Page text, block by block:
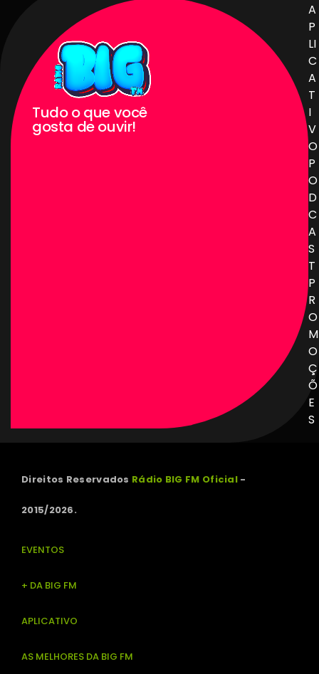
Tudo o que você
gosta de ouvir!
A
P
LI
C
A
T
I
V
O
P
O
D
C
A
S
T
P
R
O
M
O
Ç
Õ
E
S
Direitos Reservados Rádio BIG FM Oficial -
2015/2026.
EVENTOS
+ DA BIG FM
APLICATIVO
AS MELHORES DA BIG FM